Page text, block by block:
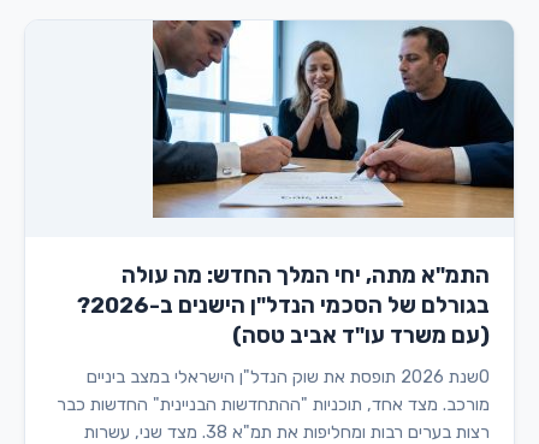
התמ"א מתה, יחי המלך החדש: מה עולה
בגורלם של הסכמי הנדל"ן הישנים ב-2026?
(עם משרד עו"ד אביב טסה)
0שנת 2026 תופסת את שוק הנדל"ן הישראלי במצב ביניים
מורכב. מצד אחד, תוכניות "ההתחדשות הבניינית" החדשות כבר
רצות בערים רבות ומחליפות את תמ"א 38. מצד שני, עשרות